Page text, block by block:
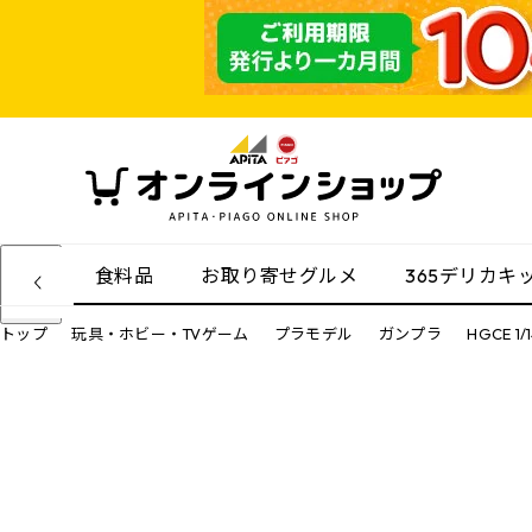
食料品 お取り寄せグルメ 365デリカキ
トップ 玩具・ホビー・TVゲーム プラモデル ガンプラ HGCE